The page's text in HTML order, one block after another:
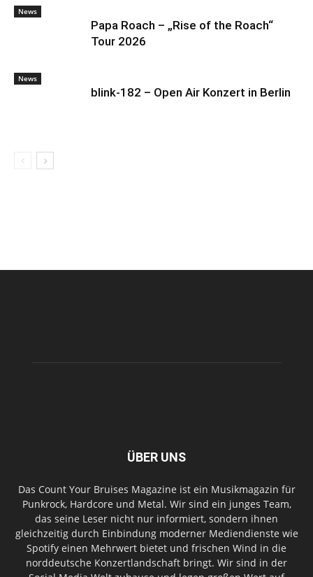
News
Papa Roach – „Rise of the Roach“
Tour 2026
News
blink-182 – Open Air Konzert in Berlin
ÜBER UNS
Das Count Your Bruises Magazine ist ein Musikmagazin für
Punkrock, Hardcore und Metal. Wir sind ein junges Team,
das seine Leser nicht nur informiert, sondern ihnen
gleichzeitig durch Einbindung moderner Mediendienste wie
Spotify einen Mehrwert bietet und frischen Wind in die
norddeutsche Konzertlandschaft bringt. Wir sind in der